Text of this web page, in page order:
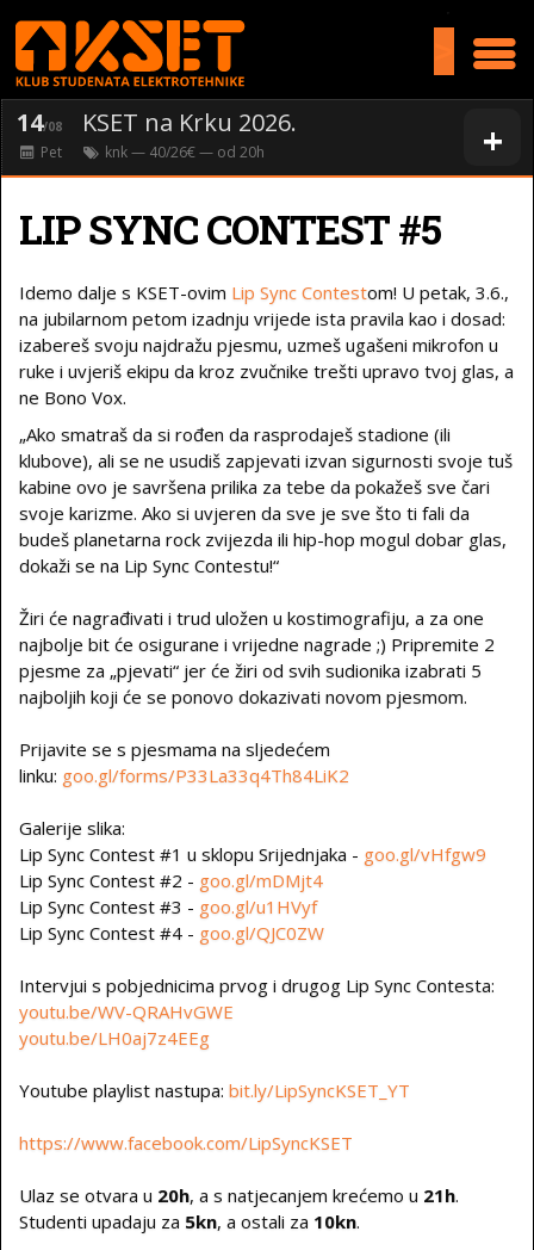
+
14/08 KSET na Krku 2026.
Pet knk— 40/26€ — od 20h
LIP SYNC CONTEST #5
Idemo dalje s KSET-ovim Lip Sync Contestom! U petak, 3.6.,
na jubilarnom petom izadnju vrijede ista pravila kao i dosad:
izabereš svoju najdražu pjesmu, uzmeš ugašeni mikrofon u
ruke i uvjeriš ekipu da kroz zvučnike trešti upravo tvoj glas, a
ne Bono Vox.
„Ako smatraš da si rođen da rasprodaješ stadione (ili
klubove), ali se ne usudiš zapjevati izvan sigurnosti svoje tuš
kabine ovo je savršena prilika za tebe da pokažeš sve čari
svoje karizme. Ako si uvjeren da sve je sve što ti fali da
budeš planetarna rock zvijezda ili hip-hop mogul dobar glas,
dokaži se na Lip Sync Contestu!“
Žiri će nagrađivati i trud uložen u kostimografiju, a za one
najbolje bit će osigurane i vrijedne nagrade ;) Pripremite 2
pjesme za „pjevati“ jer će žiri od svih sudionika izabrati 5
najboljih koji će se ponovo dokazivati novom pjesmom.
Prijavite se s pjesmama na sljedećem
linku: goo.gl/forms/P33La33q4Th84LiK2
Galerije slika:
Lip Sync Contest #1 u sklopu Srijednjaka - goo.gl/vHfgw9
Lip Sync Contest #2 - goo.gl/mDMjt4
Lip Sync Contest #3 - goo.gl/u1HVyf
Lip Sync Contest #4 - goo.gl/QJC0ZW
Intervjui s pobjednicima prvog i drugog Lip Sync Contesta:
youtu.be/WV-QRAHvGWE
youtu.be/LH0aj7z4EEg
Youtube playlist nastupa: bit.ly/LipSyncKSET_YT
https://www.facebook.com/LipSyncKSET
Ulaz se otvara u 20h, a s natjecanjem krećemo u 21h.
Studenti upadaju za 5kn, a ostali za 10kn.